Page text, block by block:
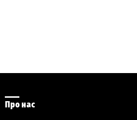
Про нас